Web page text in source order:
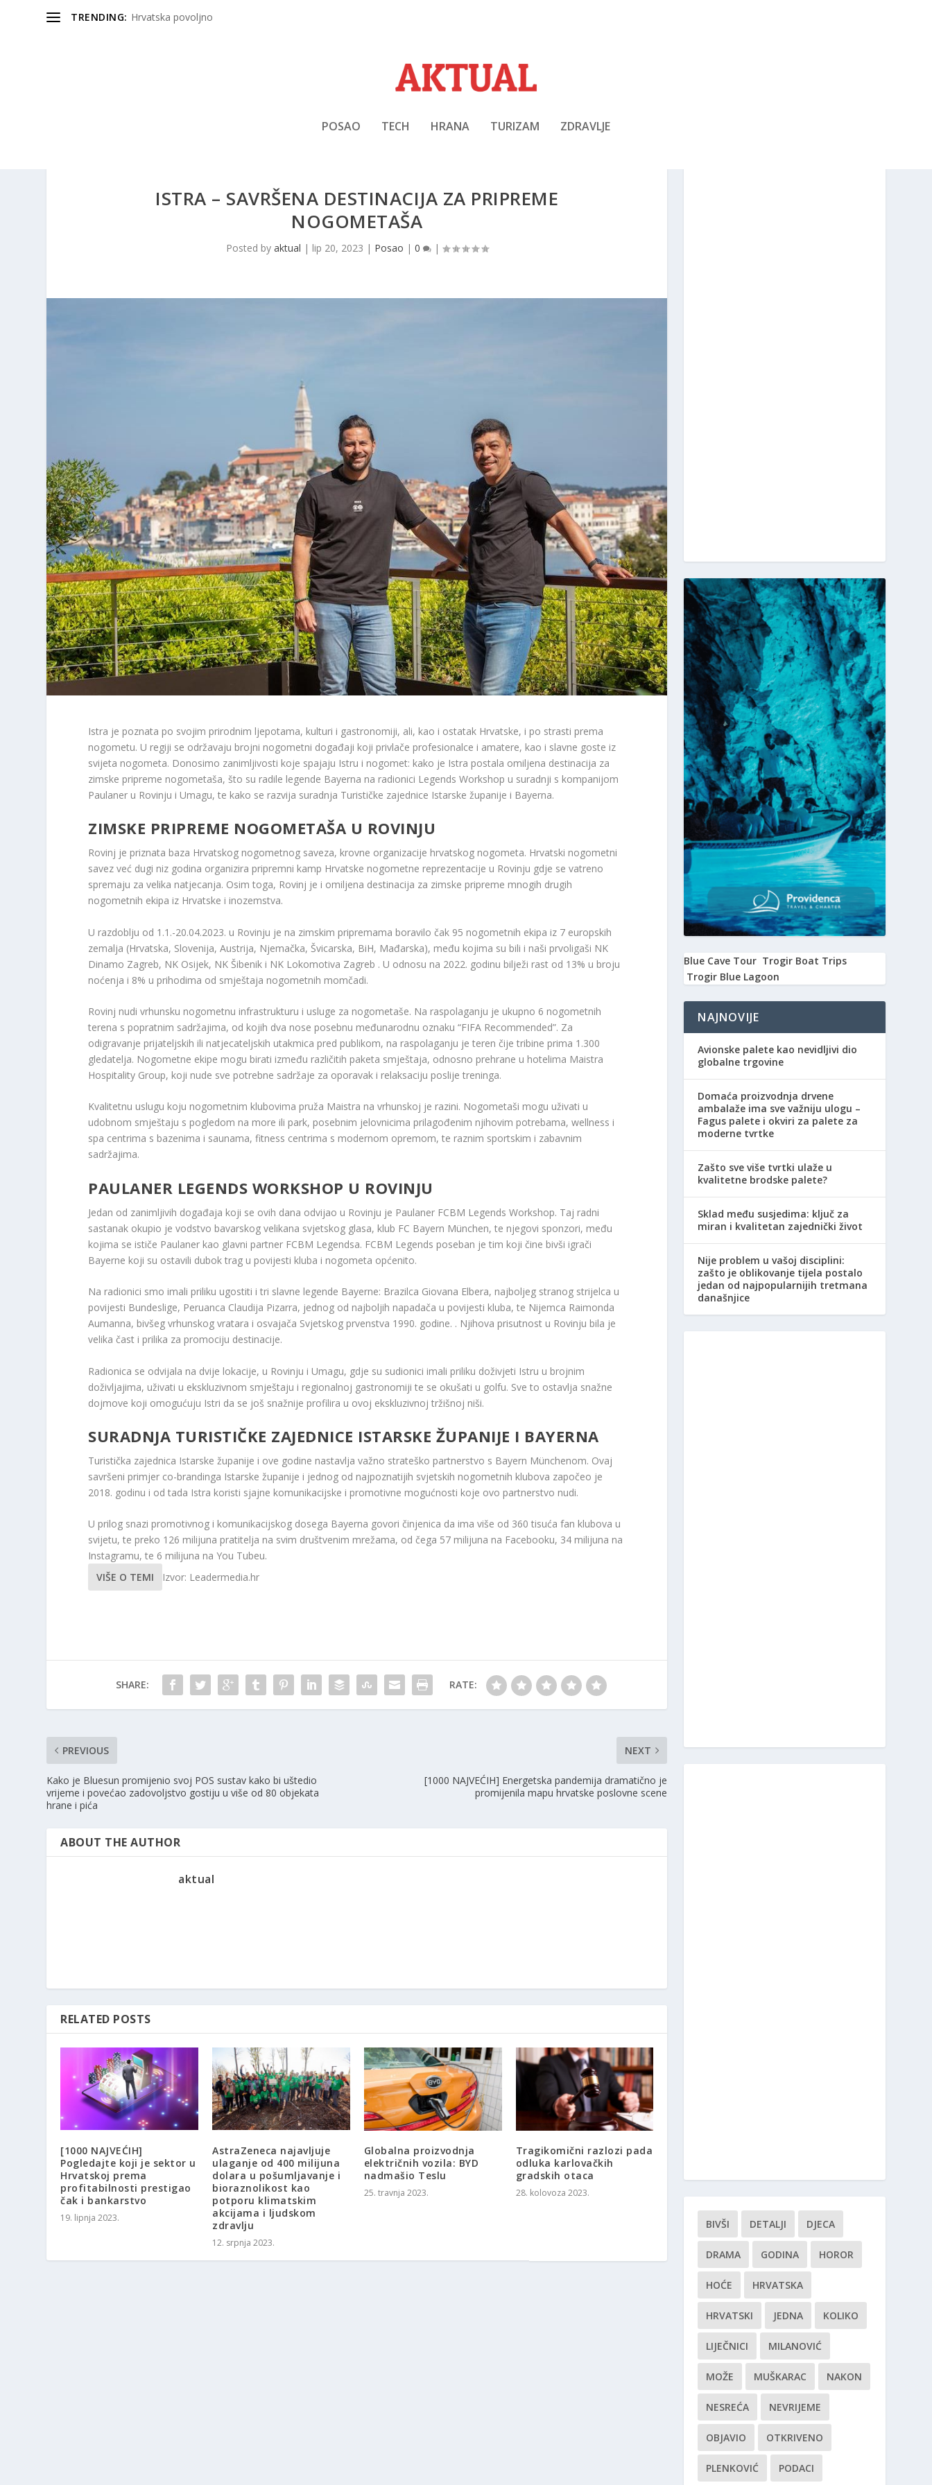
TRENDING: Hrvatska povoljno
POSAO TECH HRANA TURIZAM ZDRAVLJE
ISTRA – SAVRŠENA DESTINACIJA ZA PRIPREME
NOGOMETAŠA
Posted by aktual | lip 20, 2023 | Posao | 0 |
Istra je poznata po svojim prirodnim ljepotama, kulturi i gastronomiji, ali, kao i ostatak Hrvatske, i po strasti prema
nogometu. U regiji se održavaju brojni nogometni događaji koji privlače profesionalce i amatere, kao i slavne goste iz
svijeta nogometa. Donosimo zanimljivosti koje spajaju Istru i nogomet: kako je Istra postala omiljena destinacija za
zimske pripreme nogometaša, što su radile legende Bayerna na radionici Legends Workshop u suradnji s kompanijom
Paulaner u Rovinju i Umagu, te kako se razvija suradnja Turističke zajednice Istarske županije i Bayerna.
ZIMSKE PRIPREME NOGOMETAŠA U ROVINJU
Rovinj je priznata baza Hrvatskog nogometnog saveza, krovne organizacije hrvatskog nogometa. Hrvatski nogometni
savez već dugi niz godina organizira pripremni kamp Hrvatske nogometne reprezentacije u Rovinju gdje se vatreno
spremaju za velika natjecanja. Osim toga, Rovinj je i omiljena destinacija za zimske pripreme mnogih drugih
nogometnih ekipa iz Hrvatske i inozemstva.
U razdoblju od 1.1.-20.04.2023. u Rovinju je na zimskim pripremama boravilo čak 95 nogometnih ekipa iz 7 europskih
zemalja (Hrvatska, Slovenija, Austrija, Njemačka, Švicarska, BiH, Mađarska), među kojima su bili i naši prvoligaši NK
Dinamo Zagreb, NK Osijek, NK Šibenik i NK Lokomotiva Zagreb . U odnosu na 2022. godinu bilježi rast od 13% u broju
noćenja i 8% u prihodima od smještaja nogometnih momčadi.
Rovinj nudi vrhunsku nogometnu infrastrukturu i usluge za nogometaše. Na raspolaganju je ukupno 6 nogometnih
terena s popratnim sadržajima, od kojih dva nose posebnu međunarodnu oznaku “FIFA Recommended”. Za
odigravanje prijateljskih ili natjecateljskih utakmica pred publikom, na raspolaganju je teren čije tribine prima 1.300
gledatelja. Nogometne ekipe mogu birati između različitih paketa smještaja, odnosno prehrane u hotelima Maistra
Hospitality Group, koji nude sve potrebne sadržaje za oporavak i relaksaciju poslije treninga.
Kvalitetnu uslugu koju nogometnim klubovima pruža Maistra na vrhunskoj je razini. Nogometaši mogu uživati ​​u
udobnom smještaju s pogledom na more ili park, posebnim jelovnicima prilagođenim njihovim potrebama, wellness i
spa centrima s bazenima i saunama, fitness centrima s modernom opremom, te raznim sportskim i zabavnim
sadržajima.
PAULANER LEGENDS WORKSHOP U ROVINJU
Jedan od zanimljivih događaja koji se ovih dana odvijao u Rovinju je Paulaner FCBM Legends Workshop. Taj radni
sastanak okupio je vodstvo bavarskog velikana svjetskog glasa, klub FC Bayern München, te njegovi sponzori, među
kojima se ističe Paulaner kao glavni partner FCBM Legendsa. FCBM Legends poseban je tim koji čine bivši igrači
Bayerne koji su ostavili dubok trag u povijesti kluba i nogometa općenito.
Na radionici smo imali priliku ugostiti i tri slavne legende Bayerne: Brazilca Giovana Elbera, najboljeg stranog strijelca u
povijesti Bundeslige, Peruanca Claudija Pizarra, jednog od najboljih napadača u povijesti kluba, te Nijemca Raimonda
Aumanna, bivšeg vrhunskog vratara i osvajača Svjetskog prvenstva 1990. godine. . Njihova prisutnost u Rovinju bila je
velika čast i prilika za promociju destinacije.
Radionica se odvijala na dvije lokacije, u Rovinju i Umagu, gdje su sudionici imali priliku doživjeti Istru u brojnim
doživljajima, uživati ​​u ekskluzivnom smještaju i regionalnoj gastronomiji te se okušati u golfu. Sve to ostavlja snažne
dojmove koji omogućuju Istri da se još snažnije profilira u ovoj ekskluzivnoj tržišnoj niši.
SURADNJA TURISTIČKE ZAJEDNICE ISTARSKE ŽUPANIJE I BAYERNA
Turistička zajednica Istarske županije i ove godine nastavlja važno strateško partnerstvo s Bayern Münchenom. Ovaj
savršeni primjer co-brandinga Istarske županije i jednog od najpoznatijih svjetskih nogometnih klubova započeo je
2018. godinu i od tada Istra koristi sjajne komunikacijske i promotivne mogućnosti koje ovo partnerstvo nudi.
U prilog snazi ​​promotivnog i komunikacijskog dosega Bayerna govori činjenica da ima više od 360 tisuća fan klubova u
svijetu, te preko 126 milijuna pratitelja na svim društvenim mrežama, od čega 57 milijuna na Facebooku, 34 milijuna na
Instagramu, te 6 milijuna na You Tubeu.
VIŠE O TEMI
Izvor: Leadermedia.hr
SHARE: RATE:
PREVIOUS
Kako je Bluesun promijenio svoj POS sustav kako bi uštedio
vrijeme i povećao zadovoljstvo gostiju u više od 80 objekata
hrane i pića
NEXT
[1000 NAJVEĆIH] Energetska pandemija dramatično je
promijenila mapu hrvatske poslovne scene
ABOUT THE AUTHOR
aktual
RELATED POSTS
[1000 NAJVEĆIH]
Pogledajte koji je sektor u
Hrvatskoj prema
profitabilnosti prestigao
čak i bankarstvo
19. lipnja 2023.
AstraZeneca najavljuje
ulaganje od 400 milijuna
dolara u pošumljavanje i
bioraznolikost kao
potporu klimatskim
akcijama i ljudskom
zdravlju
12. srpnja 2023.
Globalna proizvodnja
električnih vozila: BYD
nadmašio Teslu
25. travnja 2023.
Tragikomični razlozi pada
odluka karlovačkih
gradskih otaca
28. kolovoza 2023.
Blue Cave Tour Trogir Boat Trips
Trogir Blue Lagoon
NAJNOVIJE
Avionske palete kao nevidljivi dio
globalne trgovine
Domaća proizvodnja drvene
ambalaže ima sve važniju ulogu –
Fagus palete i okviri za palete za
moderne tvrtke
Zašto sve više tvrtki ulaže u
kvalitetne brodske palete?
Sklad među susjedima: ključ za
miran i kvalitetan zajednički život
Nije problem u vašoj disciplini:
zašto je oblikovanje tijela postalo
jedan od najpopularnijih tretmana
današnjice
BIVŠI DETALJI DJECA
DRAMA GODINA HOROR
HOĆE HRVATSKA
HRVATSKI JEDNA KOLIKO
LIJEČNICI MILANOVIĆ
MOŽE MUŠKARAC NAKON
NESREĆA NEVRIJEME
OBJAVIO OTKRIVENO
PLENKOVIĆ PODACI